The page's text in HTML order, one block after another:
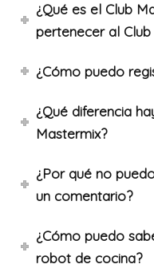
¿Qué es el Club
pertenecer al
¿Cómo puedo
¿Qué diferencia
Mastermix?
¿Por qué no
un comentario?
¿Cómo puedo
robot de cocina?